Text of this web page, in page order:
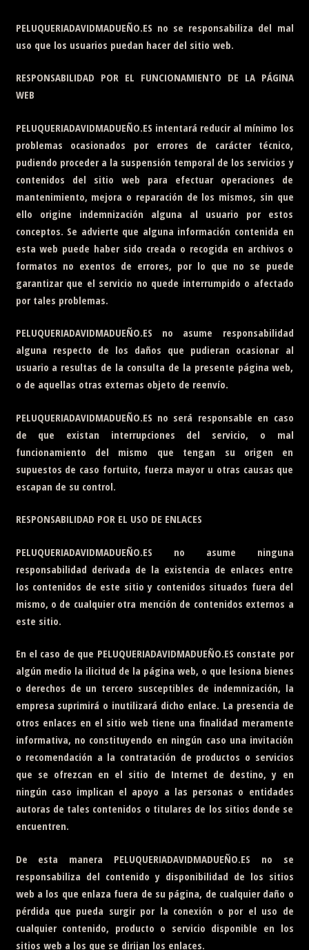
PELUQUERIADAVIDMADUEÑO.ES no se responsabiliza del mal
uso que los usuarios puedan hacer del sitio web.
RESPONSABILIDAD POR EL FUNCIONAMIENTO DE LA PÁGINA
WEB
PELUQUERIADAVIDMADUEÑO.ES intentará reducir al mínimo los
problemas ocasionados por errores de carácter técnico,
pudiendo proceder a la suspensión temporal de los servicios y
contenidos del sitio web para efectuar operaciones de
mantenimiento, mejora o reparación de los mismos, sin que
ello origine indemnización alguna al usuario por estos
conceptos. Se advierte que alguna información contenida en
esta web puede haber sido creada o recogida en archivos o
formatos no exentos de errores, por lo que no se puede
garantizar que el servicio no quede interrumpido o afectado
por tales problemas.
PELUQUERIADAVIDMADUEÑO.ES no asume responsabilidad
alguna respecto de los daños que pudieran ocasionar al
usuario a resultas de la consulta de la presente página web,
o de aquellas otras externas objeto de reenvío.
PELUQUERIADAVIDMADUEÑO.ES no será responsable en caso
de que existan interrupciones del servicio, o mal
funcionamiento del mismo que tengan su origen en
supuestos de caso fortuito, fuerza mayor u otras causas que
escapan de su control.
RESPONSABILIDAD POR EL USO DE ENLACES
PELUQUERIADAVIDMADUEÑO.ES no asume ninguna
responsabilidad derivada de la existencia de enlaces entre
los contenidos de este sitio y contenidos situados fuera del
mismo, o de cualquier otra mención de contenidos externos a
este sitio.
En el caso de que PELUQUERIADAVIDMADUEÑO.ES constate por
algún medio la ilicitud de la página web, o que lesiona bienes
o derechos de un tercero susceptibles de indemnización, la
empresa suprimirá o inutilizará dicho enlace. La presencia de
otros enlaces en el sitio web tiene una finalidad meramente
informativa, no constituyendo en ningún caso una invitación
o recomendación a la contratación de productos o servicios
que se ofrezcan en el sitio de Internet de destino, y en
ningún caso implican el apoyo a las personas o entidades
autoras de tales contenidos o titulares de los sitios donde se
encuentren.
De esta manera PELUQUERIADAVIDMADUEÑO.ES no se
responsabiliza del contenido y disponibilidad de los sitios
web a los que enlaza fuera de su página, de cualquier daño o
pérdida que pueda surgir por la conexión o por el uso de
cualquier contenido, producto o servicio disponible en los
sitios web a los que se dirijan los enlaces.